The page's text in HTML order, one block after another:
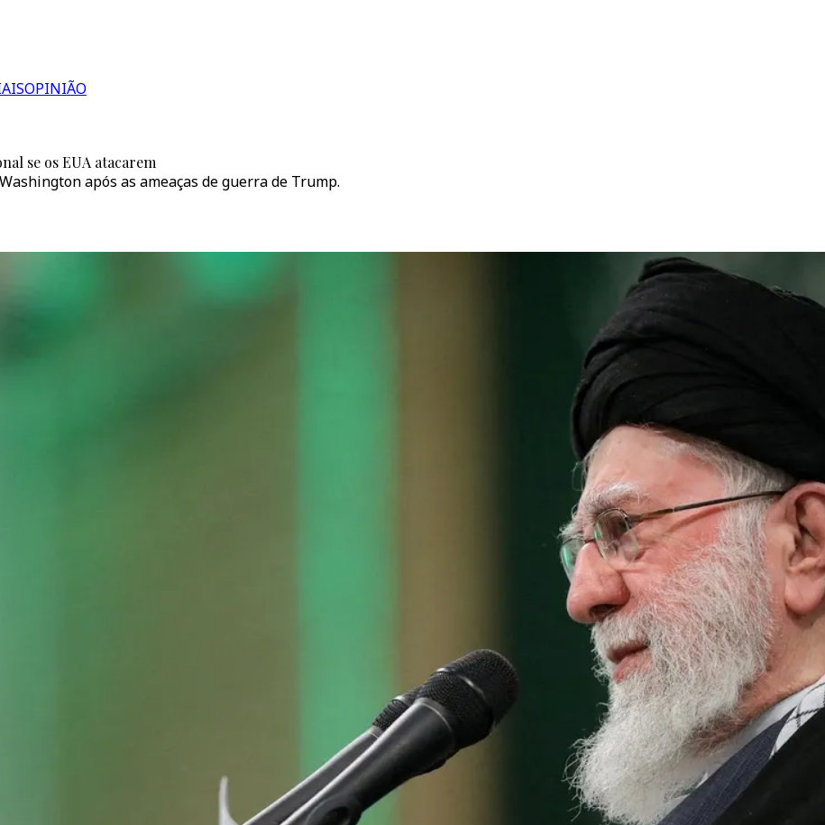
OPINIÃO
se os EUA atacarem
após as ameaças de guerra de Trump.